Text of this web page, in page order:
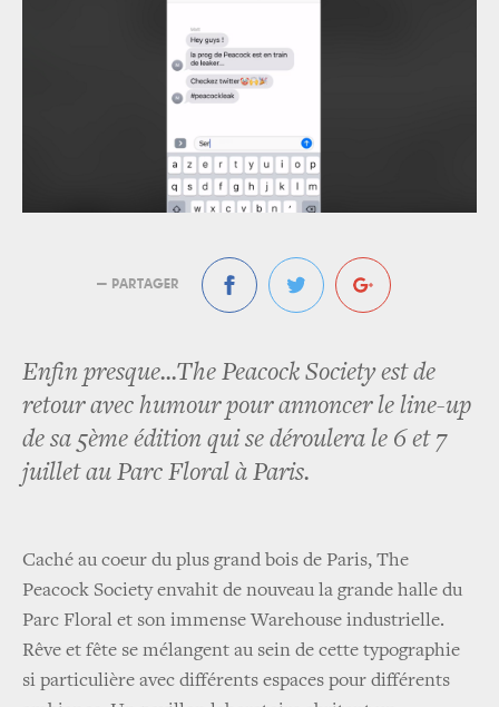
— PARTAGER
Enfin presque...The Peacock Society est de
retour avec humour pour annoncer le line-up
de sa 5ème édition qui se déroulera le 6 et 7
juillet au Parc Floral à Paris.
Caché au coeur du plus grand bois de Paris, The
Peacock Society envahit de nouveau la grande halle du
Parc Floral et son immense Warehouse industrielle.
Rêve et fête se mélangent au sein de cette typographie
si particulière avec différents espaces pour différents